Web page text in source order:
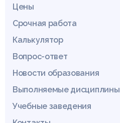
Цены
Срочная работа
Калькулятор
Вопрос-ответ
Новости образования
Выполняемые дисциплины
Учебные заведения